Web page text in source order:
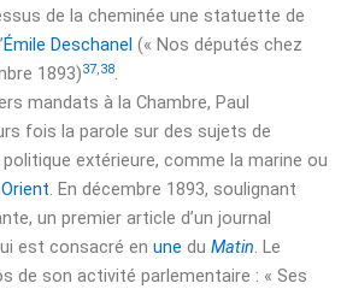
de la cheminée une statuette de
Émile Deschanel (« Nos députés chez
1893)37,38.
mandats à la Chambre, Paul
fois la parole sur des sujets de
extérieure, comme la marine ou
Orient. En décembre 1893, soulignant
un premier article d’un journal
est consacré en une du Matin. Le
de son activité parlementaire : « Ses